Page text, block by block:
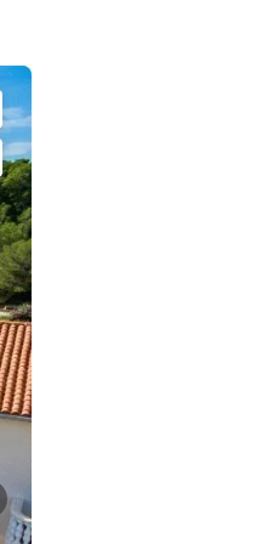
Legg til som favoritt.